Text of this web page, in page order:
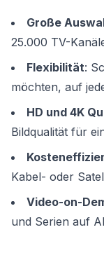
Große
25.000 TV-
Flexibilität:
möchten, auf
HD und 4K
Bildqualität für
Kabel- oder
Video-on-
und Serien auf